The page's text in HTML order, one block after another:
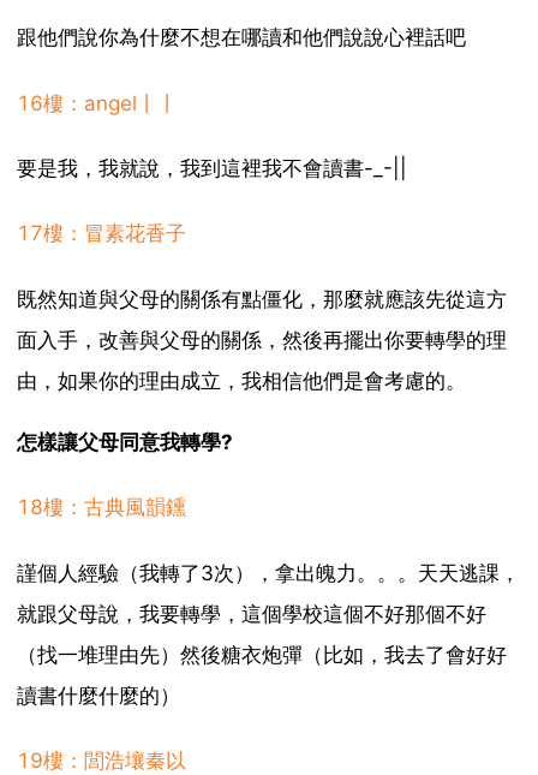
跟他們說你為什麼不想在哪讀和他們說說心裡話吧
16樓：angel丨丨
要是我，我就說，我到這裡我不會讀書-_-||
17樓：冒素花香子
既然知道與父母的關係有點僵化，那麼就應該先從這方
面入手，改善與父母的關係，然後再擺出你要轉學的理
由，如果你的理由成立，我相信他們是會考慮的。
怎樣讓父母同意我轉學?
18樓：古典風韻鑂
謹個人經驗（我轉了3次），拿出魄力。。。天天逃課，
就跟父母說，我要轉學，這個學校這個不好那個不好
（找一堆理由先）然後糖衣炮彈（比如，我去了會好好
讀書什麼什麼的）
19樓：閭浩壤秦以